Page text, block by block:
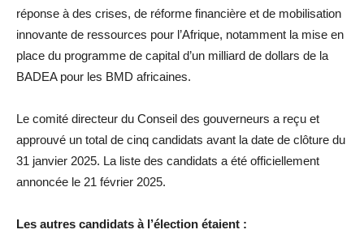
réponse à des crises, de réforme financière et de mobilisation
innovante de ressources pour l’Afrique, notamment la mise en
place du programme de capital d’un milliard de dollars de la
BADEA pour les BMD africaines.
Le comité directeur du Conseil des gouverneurs a reçu et
approuvé un total de cinq candidats avant la date de clôture du
31 janvier 2025. La liste des candidats a été officiellement
annoncée le 21 février 2025.
Les autres candidats à l’élection étaient :